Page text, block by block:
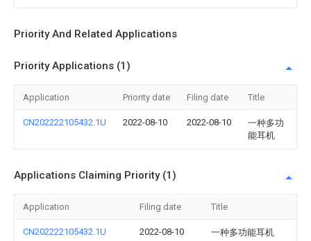
Priority And Related Applications
Priority Applications (1)
Application Priority date Filing date Title
CN202222105432.1U 2022-08-10 2022-08-10
一种多功
能耳机
Applications Claiming Priority (1)
Application Filing date Title
CN202222105432.1U 2022-08-10 一种多功能耳机